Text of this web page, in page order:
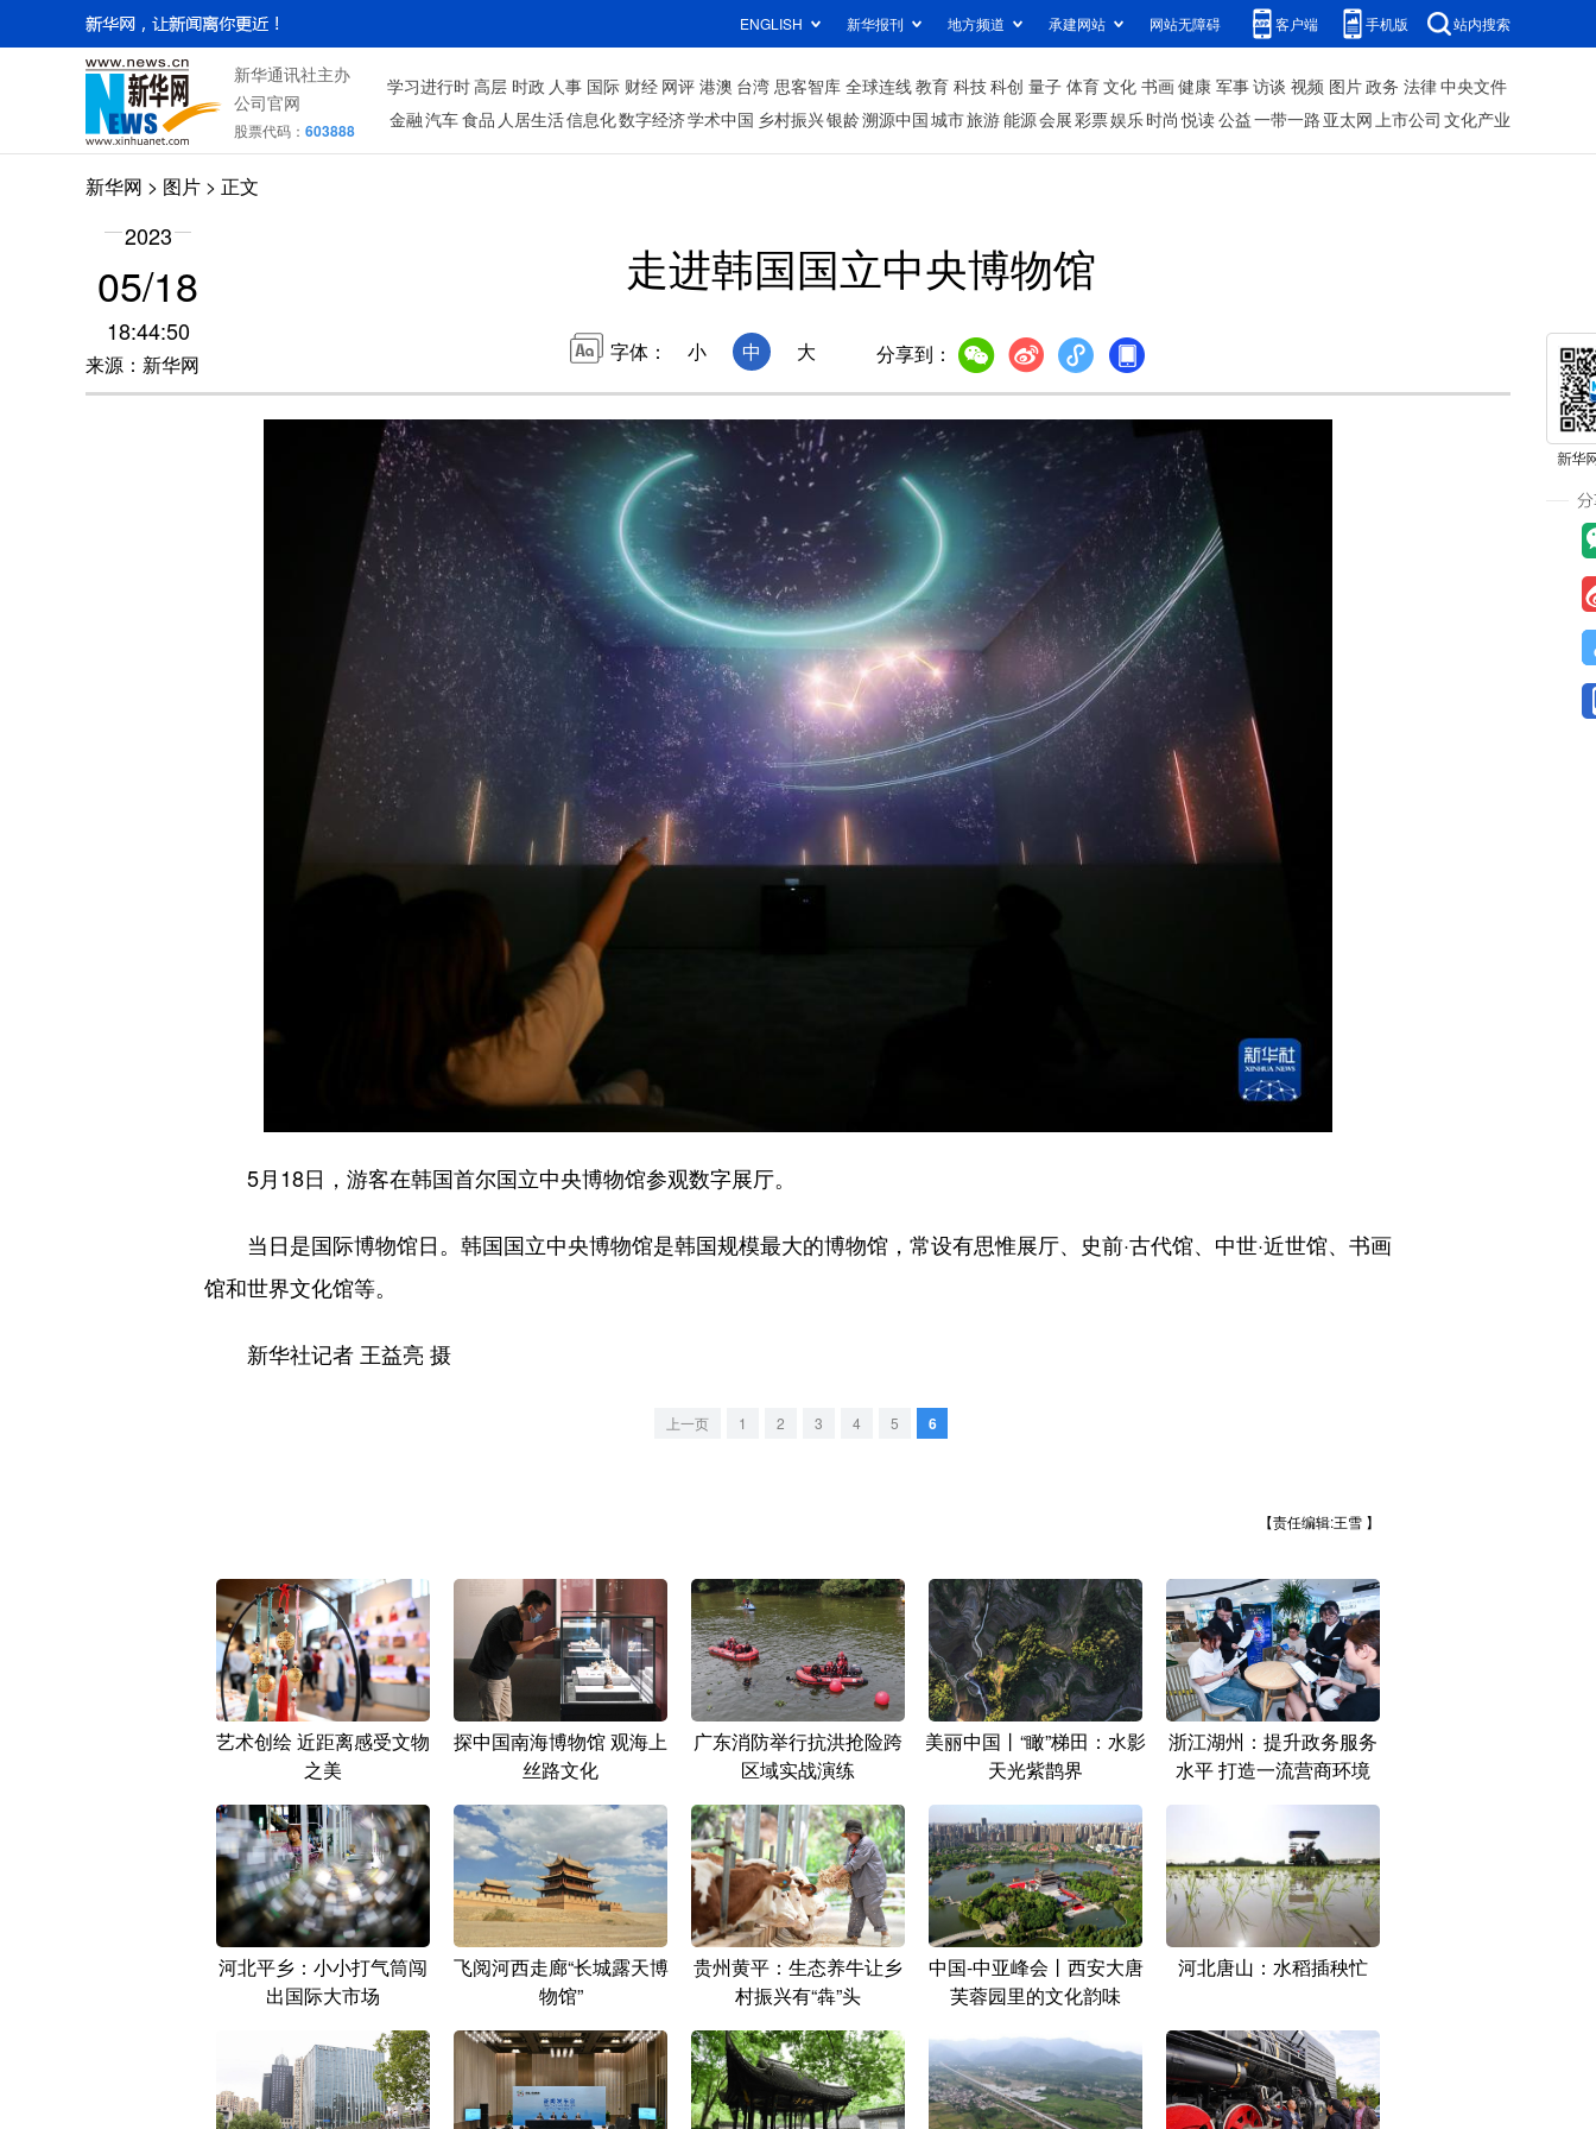
ENGLISH 新华报刊 地方频道 承建网站 网站无障碍 客户端 手机版 站内搜索
新华通讯社主办
公司官网
股票代码： 603888
学习进行时高层 时政 人事 国际 财经 网评 港澳 台湾 思客智库 全球连线教育 科技科创 量子 体育文化 书画健康 军事访谈 视频 图片政务 法律中央文件
金融汽车食品 人居生活信息化数字经济学术中国 乡村振兴银龄溯源中国城市旅游能源会展彩票娱乐时尚 悦读公益一带一路 亚太网上市公司 文化产业
新华网 > 图片 > 正文
2023
05/18
18:44:50
来源：新华网
走进韩国国立中央博物馆
字体： 小 中 大 分享到：
5月18日，游客在韩国首尔国立中央博物馆参观数字展厅。
当日是国际博物馆日。韩国国立中央博物馆是韩国规模最大的博物馆，常设有思惟展厅、史前·古代馆、中世·近世馆、书画
馆和世界文化馆等。
新华社记者 王益亮 摄
上一页 1 2 3 4 5 6
【责任编辑:王雪 】
艺术创绘 近距离感受文物
之美
探中国南海博物馆 观海上
丝路文化
广东消防举行抗洪抢险跨
区域实战演练
美丽中国丨“瞰”梯田：水影
天光紫鹊界
浙江湖州：提升政务服务
水平 打造一流营商环境
河北平乡：小小打气筒闯
出国际大市场
飞阅河西走廊“长城露天博
物馆”
贵州黄平：生态养牛让乡
村振兴有“犇”头
中国-中亚峰会丨西安大唐
芙蓉园里的文化韵味
河北唐山：水稻插秧忙